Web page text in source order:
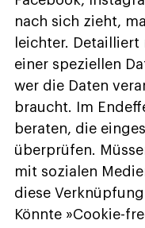
nach sich zieht,
leichter.
einer speziellen
wer die Daten
braucht. Im
beraten, die
überprüfen.
mit sozialen
diese
Könnte »Cookie-